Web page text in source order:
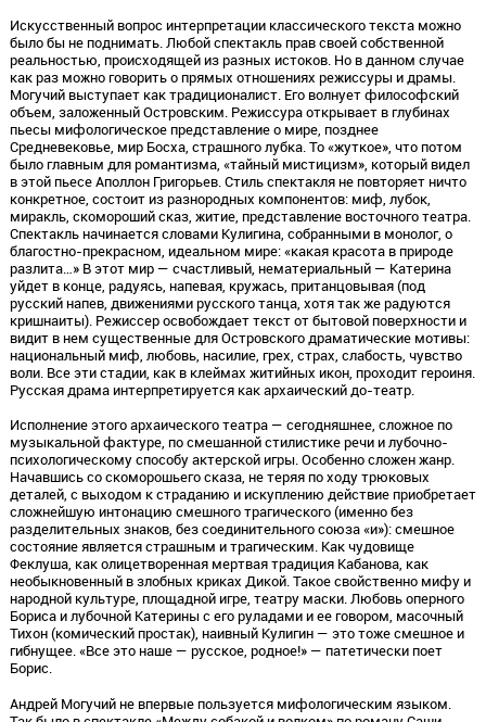
Искусственный вопрос интерпретации классического текста можно
было бы не поднимать. Любой спектакль прав своей собственной
реальностью, происходящей из разных истоков. Но в данном случае
как раз можно говорить о прямых отношениях режиссуры и драмы.
Могучий выступает как традиционалист. Его волнует философский
объем, заложенный Островским. Режиссура открывает в глубинах
пьесы мифологическое представление о мире, позднее
Средневековье, мир Босха, страшного лубка. То «жуткое», что потом
было главным для романтизма, «тайный мистицизм», который видел
в этой пьесе Аполлон Григорьев. Стиль спектакля не повторяет ничто
конкретное, состоит из разнородных компонентов: миф, лубок,
миракль, скомороший сказ, житие, представление восточного театра.
Спектакль начинается словами Кулигина, собранными в монолог, о
благостно-прекрасном, идеальном мире: «какая красота в природе
разлита…» В этот мир — счастливый, нематериальный — Катерина
уйдет в конце, радуясь, напевая, кружась, пританцовывая (под
русский напев, движениями русского танца, хотя так же радуются
кришнаиты). Режиссер освобождает текст от бытовой поверхности и
видит в нем существенные для Островского драматические мотивы:
национальный миф, любовь, насилие, грех, страх, слабость, чувство
воли. Все эти стадии, как в клеймах житийных икон, проходит героиня.
Русская драма интерпретируется как архаический до-театр.
Исполнение этого архаического театра — сегодняшнее, сложное по
музыкальной фактуре, по смешанной стилистике речи и лубочно-
психологическому способу актерской игры. Особенно сложен жанр.
Начавшись со скоморошьего сказа, не теряя по ходу трюковых
деталей, с выходом к страданию и искуплению действие приобретает
сложнейшую интонацию смешного трагического (именно без
разделительных знаков, без соединительного союза «и»): смешное
состояние является страшным и трагическим. Как чудовище
Феклуша, как олицетворенная мертвая традиция Кабанова, как
необыкновенный в злобных криках Дикой. Такое свойственно мифу и
народной культуре, площадной игре, театру маски. Любовь оперного
Бориса и лубочной Катерины с его руладами и ее говором, масочный
Тихон (комический простак), наивный Кулигин — это тоже смешное и
гибнущее. «Все это наше — русское, родное!» — патетически поет
Борис.
Андрей Могучий не впервые пользуется мифологическим языком.